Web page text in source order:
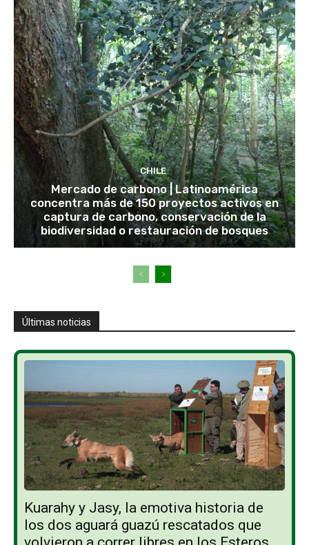
CHILE
Mercado de carbono | Latinoamérica
concentra más de 150 proyectos activos en
captura de carbono, conservación de la
biodiversidad o restauración de bosques
Últimas noticias
Kuarahy y Jasy, la emotiva historia de
los dos aguará guazú rescatados que